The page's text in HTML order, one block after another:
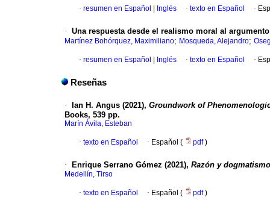
· resumen en Español Inglés · texto en Español ·
· Una respuesta desde el realismo moral al
Martínez Bohórquez, Maximiliano; Mosqueda, Alejandro;
· resumen en Español Inglés · texto en Español ·
Reseñas
· Ian H. Angus (2021), Groundwork of
Books, 539 pp.
Marín Ávila, Esteban
· texto en Español · Español ( pdf)
· Enrique Serrano Gómez (2021), Razón y
Medellín, Tirso
· texto en Español · Español ( pdf)